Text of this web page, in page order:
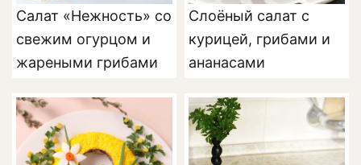
Салат «Нежность» со
свежим огурцом и
жареными грибами
Слоёный салат с
курицей, грибами и
ананасами